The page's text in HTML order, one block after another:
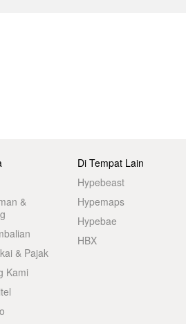
&
& Pajak
Kami
Di Tempat Lain
Hypebeast
Hypemaps
Hypebae
HBX